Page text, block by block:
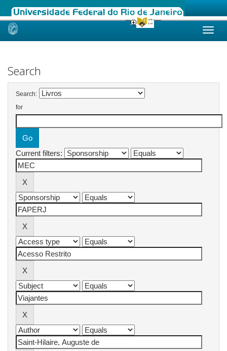
Skip
Search
Search:
for
Current filters: